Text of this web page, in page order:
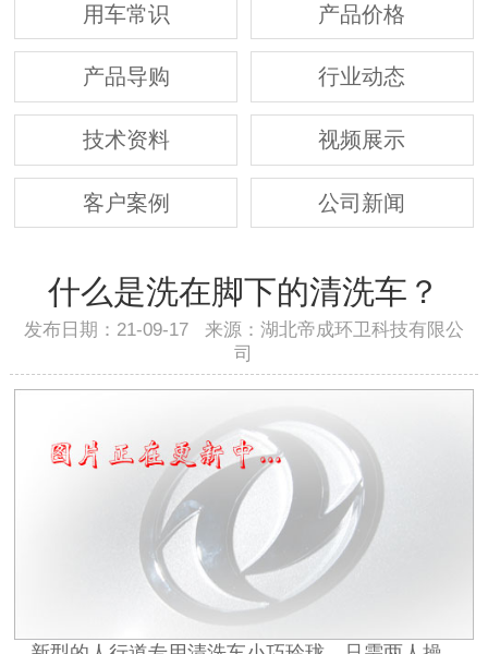
用车常识 产品价格
产品导购 行业动态
技术资料 视频展示
客户案例 公司新闻
什么是洗在脚下的清洗车？
发布日期：21-09-17 来源：湖北帝成环卫科技有限公
司